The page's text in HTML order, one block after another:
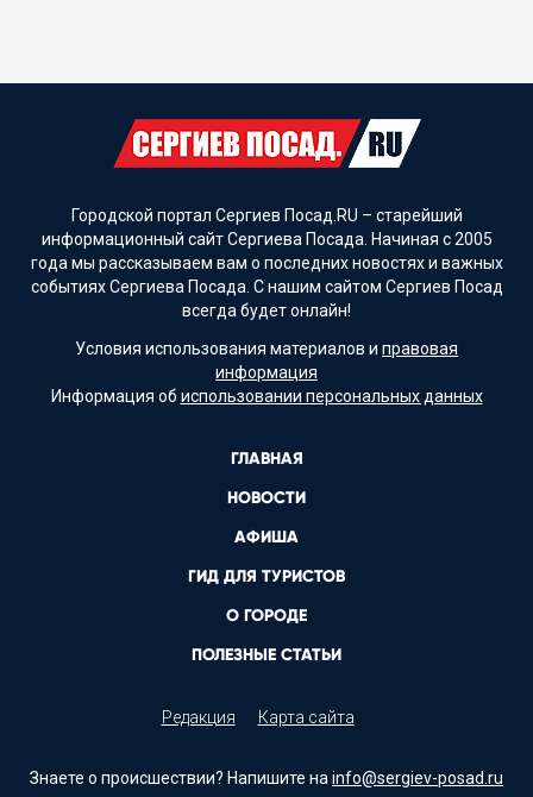
Городской портал Сергиев Посад.RU – старейший
информационный сайт Сергиева Посада. Начиная с 2005
года мы рассказываем вам о последних новостях и важных
событиях Сергиева Посада. С нашим сайтом Сергиев Посад
всегда будет онлайн!
Условия использования материалов и правовая
информация
Информация об использовании персональных данных
ГЛАВНАЯ
НОВОСТИ
АФИША
ГИД ДЛЯ ТУРИСТОВ
О ГОРОДЕ
ПОЛЕЗНЫЕ СТАТЬИ
Редакция Карта сайта
Знаете о происшествии? Напишите на info@sergiev-posad.ru